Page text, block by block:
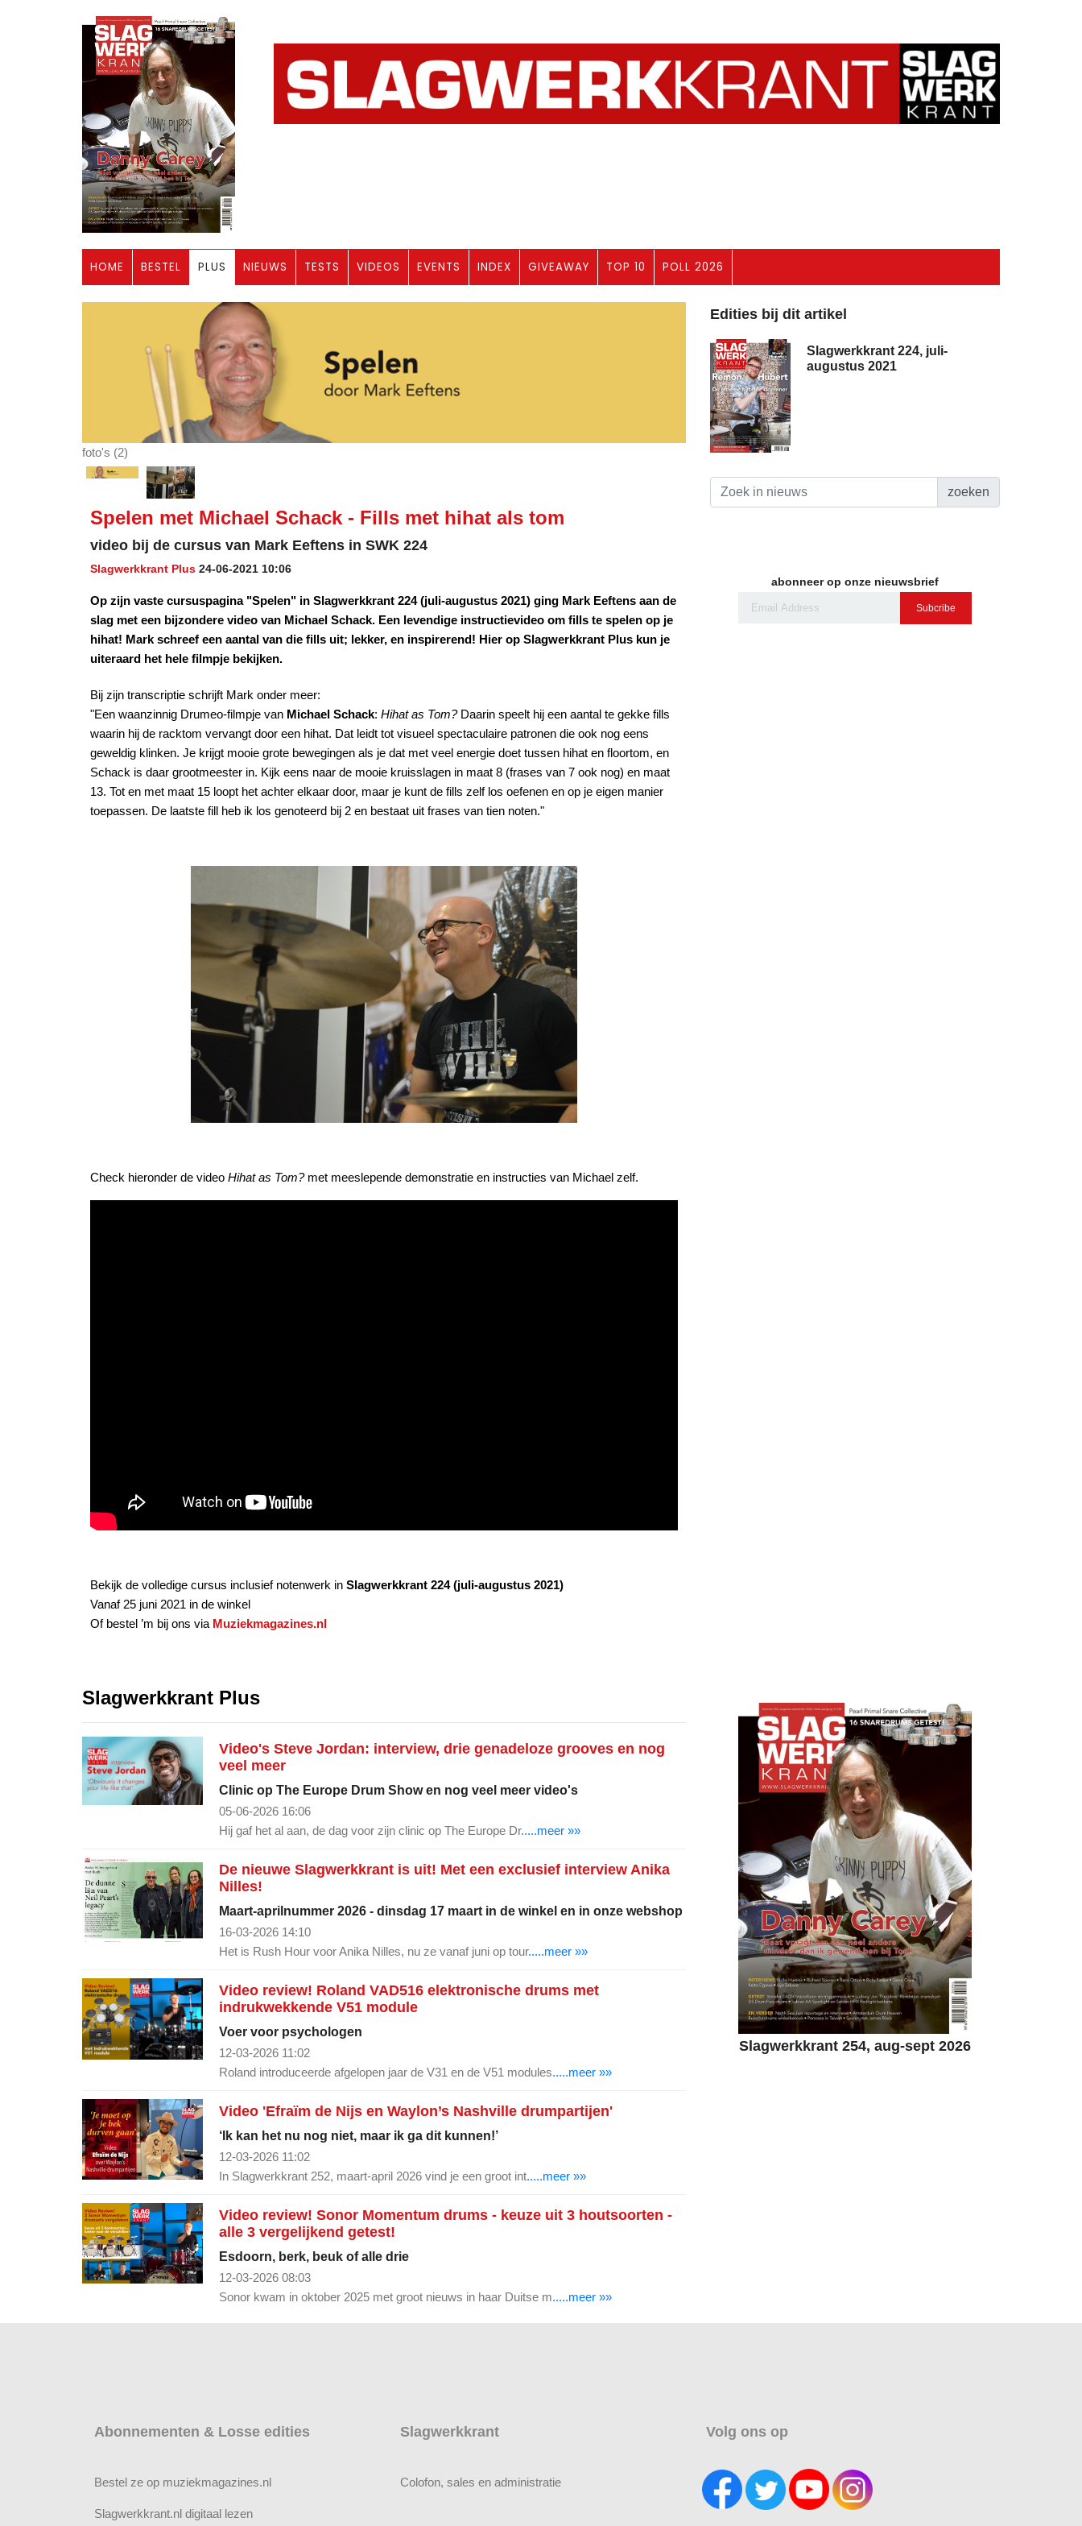
HOME BESTEL PLUS NIEUWS TESTS VIDEOS EVENTS INDEX GIVEAWAY TOP 10 POLL 2026
foto's (2)
Spelen met Michael Schack - Fills met hihat als tom
video bij de cursus van Mark Eeftens in SWK 224
Slagwerkkrant Plus 24-06-2021 10:06
Op zijn vaste cursuspagina "Spelen" in Slagwerkkrant 224 (juli-augustus 2021) ging Mark Eeftens aan de
slag met een bijzondere video van Michael Schack. Een levendige instructievideo om fills te spelen op je
hihat! Mark schreef een aantal van die fills uit; lekker, en inspirerend! Hier op Slagwerkkrant Plus kun je
uiteraard het hele filmpje bekijken.
Bij zijn transcriptie schrijft Mark onder meer:
"Een waanzinnig Drumeo-filmpje van Michael Schack: Hihat as Tom?Daarin speelt hij een aantal te gekke fills
waarin hij de racktom vervangt door een hihat. Dat leidt tot visueel spectaculaire patronen die ook nog eens
geweldig klinken. Je krijgt mooie grote bewegingen als je dat met veel energie doet tussen hihat en floortom, en
Schack is daar grootmeester in. Kijk eens naar de mooie kruisslagen in maat 8 (frases van 7 ook nog) en maat
13. Tot en met maat 15 loopt het achter elkaar door, maar je kunt de fills zelf los oefenen en op je eigen manier
toepassen. De laatste fill heb ik los genoteerd bij 2 en bestaat uit frases van tien noten."
Check hieronder de video Hihat as Tom? met meeslepende demonstratie en instructies van Michael zelf.
Bekijk de volledige cursus inclusief notenwerk in Slagwerkkrant 224 (juli-augustus 2021)
Vanaf 25 juni 2021 in de winkel
Of bestel ’m bij ons via Muziekmagazines.nl
Edities bij dit artikel
Slagwerkkrant 224, juli-
augustus 2021
zoeken
abonneer op onze nieuwsbrief
Subcribe
Slagwerkkrant Plus
Video's Steve Jordan: interview, drie genadeloze grooves en nog
veel meer
Clinic op The Europe Drum Show en nog veel meer video's
05-06-2026 16:06
Hij gaf het al aan, de dag voor zijn clinic op The Europe Dr.....meer »»
De nieuwe Slagwerkkrant is uit! Met een exclusief interview Anika
Nilles!
Maart-aprilnummer 2026 - dinsdag 17 maart in de winkel en in onze webshop
16-03-2026 14:10
Het is Rush Hour voor Anika Nilles, nu ze vanaf juni op tour.....meer »»
Video review! Roland VAD516 elektronische drums met
indrukwekkende V51 module
Voer voor psychologen
12-03-2026 11:02
Roland introduceerde afgelopen jaar de V31 en de V51 modules.....meer »»
Video 'Efraïm de Nijs en Waylon’s Nashville drumpartijen'
‘Ik kan het nu nog niet, maar ik ga dit kunnen!’
12-03-2026 11:02
In Slagwerkkrant 252, maart-april 2026 vind je een groot int.....meer »»
Video review! Sonor Momentum drums - keuze uit 3 houtsoorten -
alle 3 vergelijkend getest!
Esdoorn, berk, beuk of alle drie
12-03-2026 08:03
Sonor kwam in oktober 2025 met groot nieuws in haar Duitse m.....meer »»
Slagwerkkrant 254, aug-sept 2026
Abonnementen & Losse edities
Bestel ze op muziekmagazines.nl
Slagwerkkrant.nl digitaal lezen
Slagwerkkrant
Colofon, sales en administratie
Volg ons op